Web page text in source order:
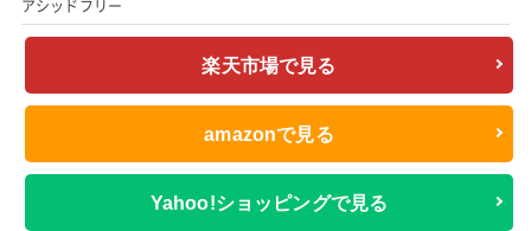
アシッドフリー
楽天市場で見る
amazonで見る
Yahoo!ショッピングで見る